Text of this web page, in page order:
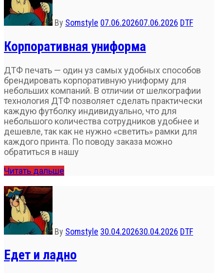
By Somstyle 07.06.202607.06.2026 DTF
Корпоративная униформа
ДТФ печать — один уз самых удобных способов
брендировать корпоративную униформу для
небольших компаний. В отличии от шелкографии
технология ДТФ позволяет сделать практически
каждую футболку индивидуально, что для
небольшого количества сотрудников удобнее и
дешевле, так как не нужно «светить» рамки для
каждого принта. По поводу заказа можно
обратиться в нашу
Читать дальше
By Somstyle 30.04.202630.04.2026 DTF
Едет и ладно